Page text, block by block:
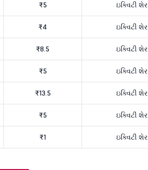
₹5 ઇક્વિટી શેર
₹4 ઇક્વિટી શેર
₹8.5 ઇક્વિટી શેર
₹5 ઇક્વિટી શેર
₹13.5 ઇક્વિટી શેર
₹5 ઇક્વિટી શેર
₹1 ઇક્વિટી શેર